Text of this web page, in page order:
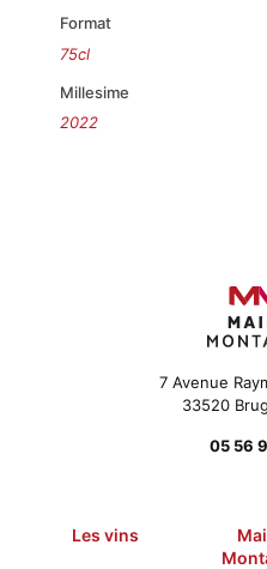
Format
75cl
Millesime
2022
7 Avenue
33520
05 56
Les vins